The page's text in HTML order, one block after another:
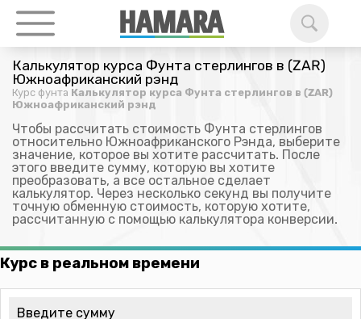
Калькулятор курса Фунта стерлингов в (ZAR)
Южноафриканский рэнд
Курс фунта Калькулятор курса Фунта стерлингов в (ZAR)
Южноафриканский рэнд
Чтобы рассчитать стоимость Фунта стерлингов
относительно Южноафриканского Рэнда, выберите
значение, которое вы хотите рассчитать. После
этого введите сумму, которую вы хотите
преобразовать, а все остальное сделает
калькулятор. Через несколько секунд вы получите
точную обменную стоимость, которую хотите,
рассчитанную с помощью калькулятора конверсии.
Курс в реальном времени